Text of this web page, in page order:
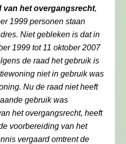
van het overgangsrecht,
1999 personen staan
Niet gebleken is dat in
1999 tot 11 oktober 2007
de raad het gebruik is
niet in gebruik was
Nu de raad niet heeft
gebruik was
het overgangsrecht, heeft
voorbereiding van het
vergaard omtrent de